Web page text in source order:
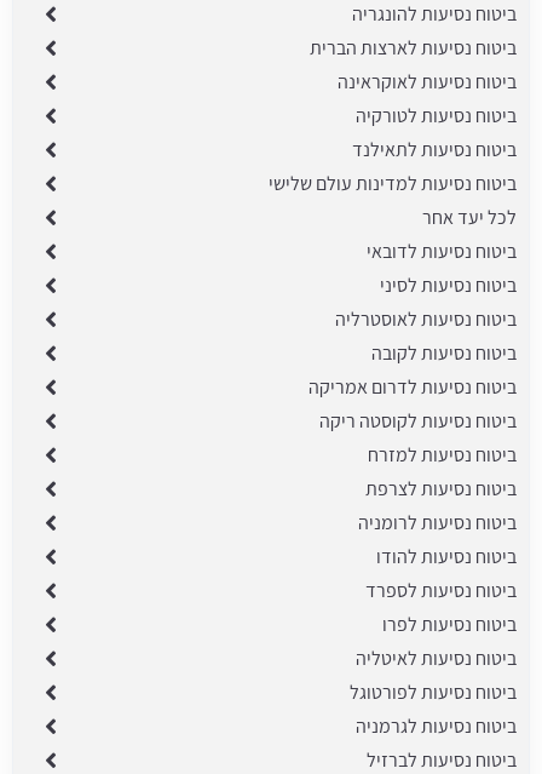
ביטוח נסיעות להונגריה
ביטוח נסיעות לארצות הברית
ביטוח נסיעות לאוקראינה
ביטוח נסיעות לטורקיה
ביטוח נסיעות לתאילנד
ביטוח נסיעות למדינות עולם שלישי
לכל יעד אחר
ביטוח נסיעות לדובאי
ביטוח נסיעות לסיני
ביטוח נסיעות לאוסטרליה
ביטוח נסיעות לקובה
ביטוח נסיעות לדרום אמריקה
ביטוח נסיעות לקוסטה ריקה
ביטוח נסיעות למזרח
ביטוח נסיעות לצרפת
ביטוח נסיעות לרומניה
ביטוח נסיעות להודו
ביטוח נסיעות לספרד
ביטוח נסיעות לפרו
ביטוח נסיעות לאיטליה
ביטוח נסיעות לפורטוגל
ביטוח נסיעות לגרמניה
ביטוח נסיעות לברזיל